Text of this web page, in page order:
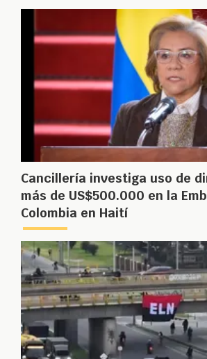
Cancillería investiga uso de
más de US$500.000 en la
Colombia en Haití